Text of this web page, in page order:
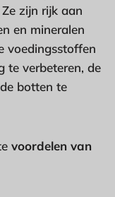
zijn rijk aan
en mineralen
voedingsstoffen
te verbeteren, de
botten te
voordelen van